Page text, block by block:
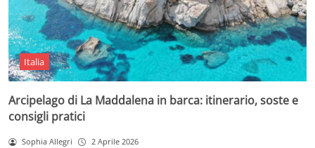
Italia
Arcipelago di La Maddalena in barca: itinerario, soste e
consigli pratici
Sophia Allegri 2 Aprile 2026